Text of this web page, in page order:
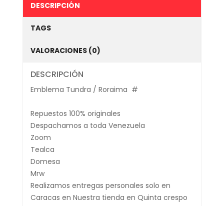
DESCRIPCIÓN
TAGS
VALORACIONES (0)
DESCRIPCIÓN
Emblema Tundra / Roraima #
Repuestos 100% originales
Despachamos a toda Venezuela
Zoom
Tealca
Domesa
Mrw
Realizamos entregas personales solo en
Caracas en Nuestra tienda en Quinta crespo